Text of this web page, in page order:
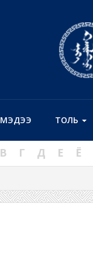
МЭДЭЭ ТОЛЬ
В Г Д Е Ё